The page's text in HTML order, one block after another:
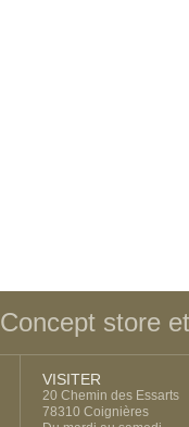
Concept store
VISITER
20 Chemin des Essarts
78310 Coignières